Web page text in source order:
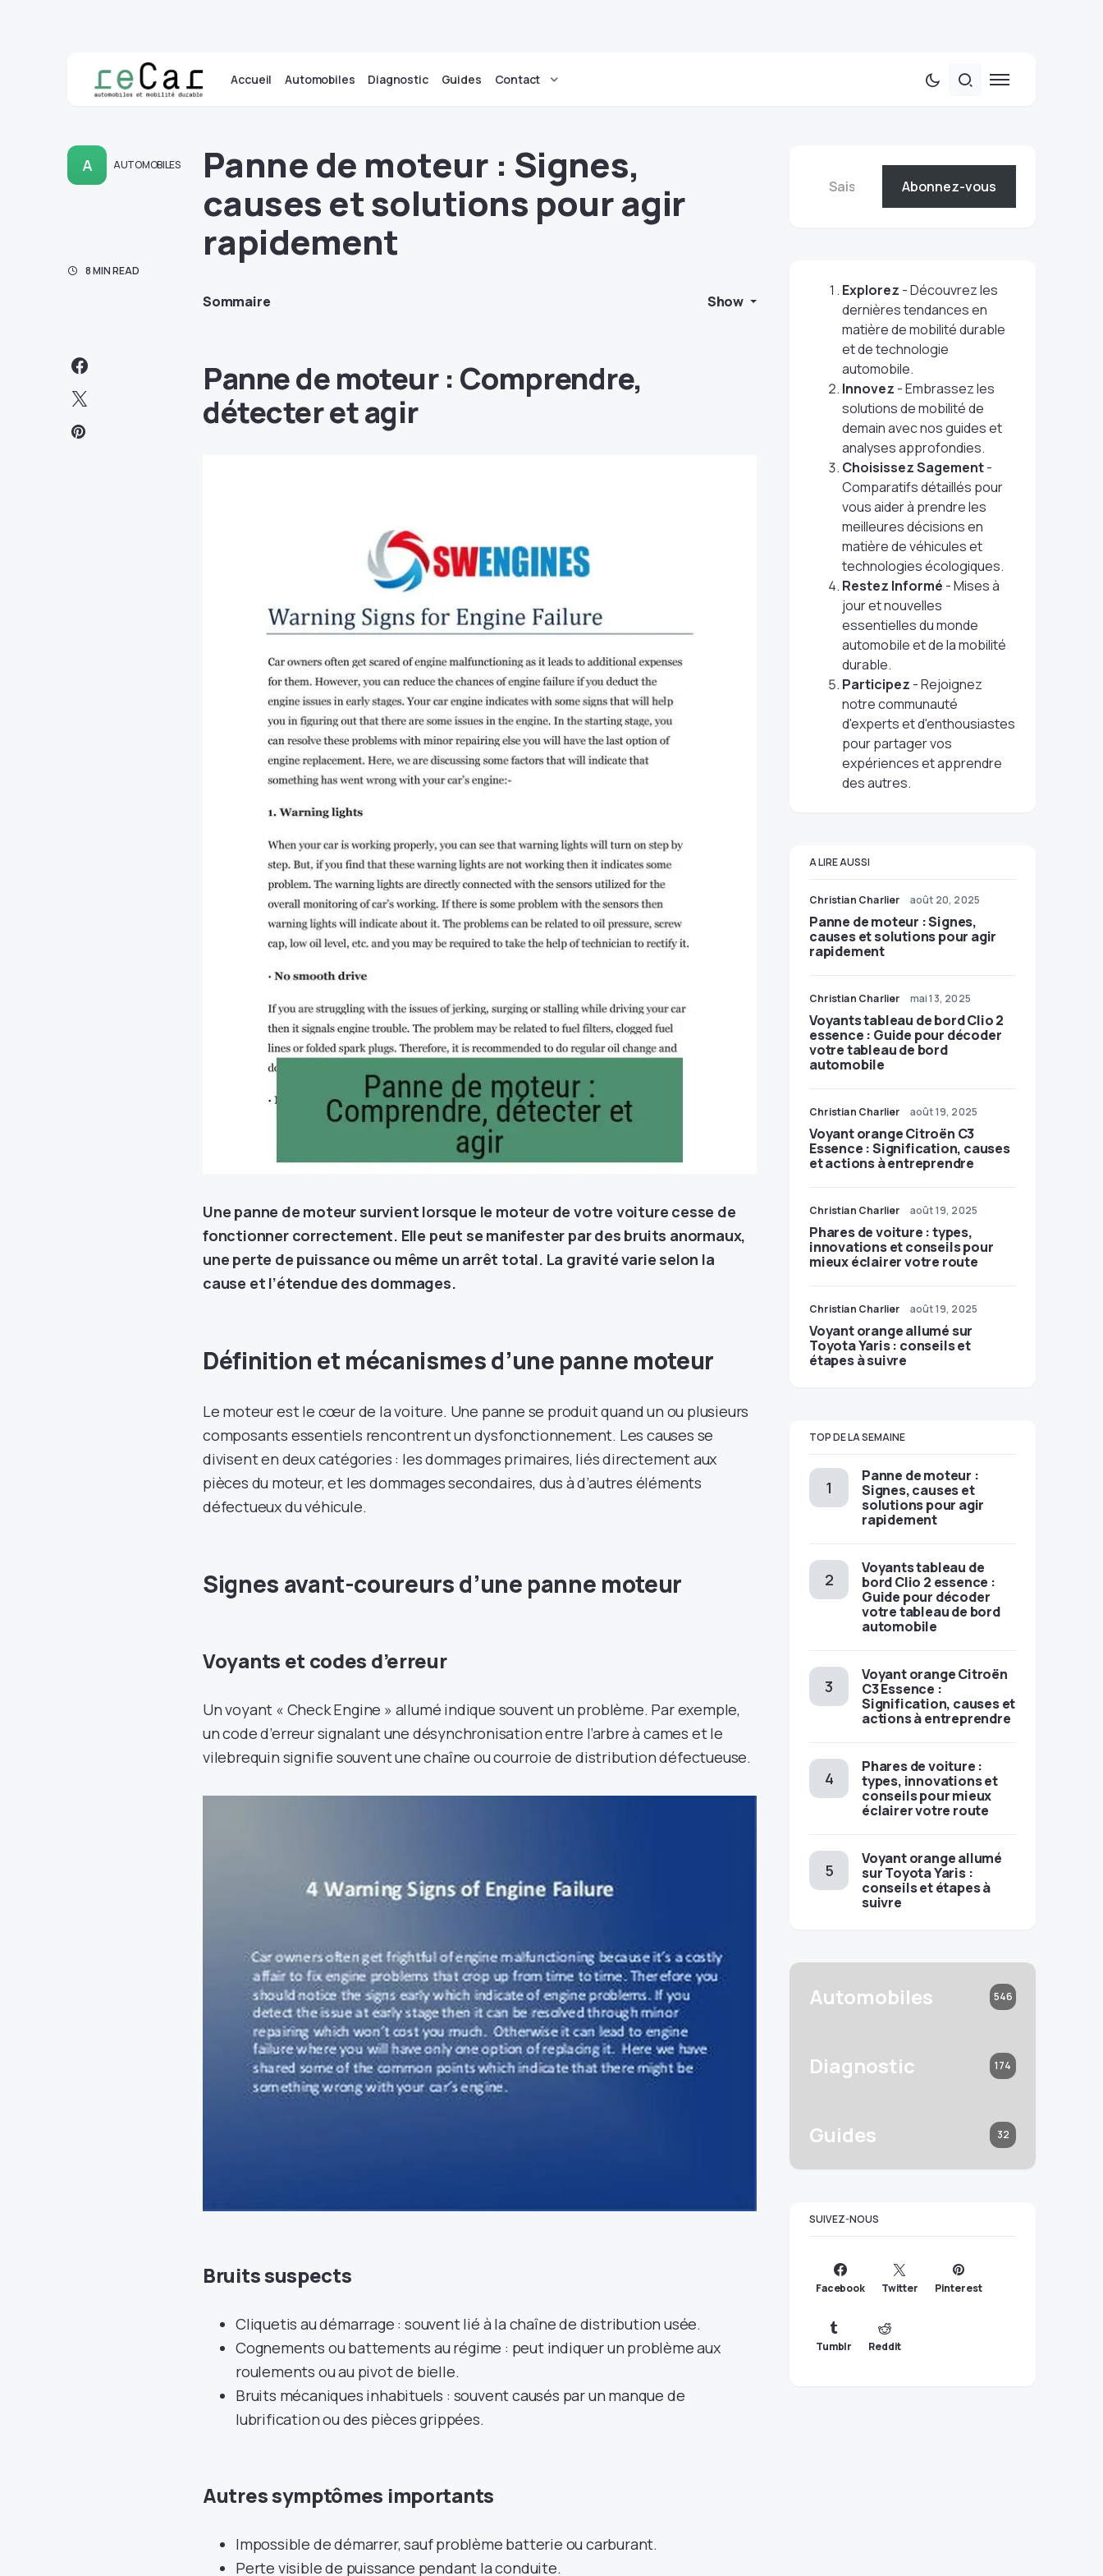
Accueil Automobiles Diagnostic Guides Contact
A AUTOMOBILES
8 MIN READ
Panne de moteur : Signes,
causes et solutions pour agir
rapidement
Sommaire Show
Panne de moteur : Comprendre,
détecter et agir
Une panne de moteur survient lorsque le moteur de votre voiture cesse de
fonctionner correctement. Elle peut se manifester par des bruits anormaux,
une perte de puissance ou même un arrêt total. La gravité varie selon la
cause et l’étendue des dommages.
Définition et mécanismes d’une panne moteur
Le moteur est le cœur de la voiture. Une panne se produit quand un ou plusieurs
composants essentiels rencontrent un dysfonctionnement. Les causes se
divisent en deux catégories : les dommages primaires, liés directement aux
pièces du moteur, et les dommages secondaires, dus à d’autres éléments
défectueux du véhicule.
Signes avant-coureurs d’une panne moteur
Voyants et codes d’erreur
Un voyant « Check Engine » allumé indique souvent un problème. Par exemple,
un code d’erreur signalant une désynchronisation entre l’arbre à cames et le
vilebrequin signifie souvent une chaîne ou courroie de distribution défectueuse.
Bruits suspects
Cliquetis au démarrage : souvent lié à la chaîne de distribution usée.
Cognements ou battements au régime : peut indiquer un problème aux
roulements ou au pivot de bielle.
Bruits mécaniques inhabituels : souvent causés par un manque de
lubrification ou des pièces grippées.
Autres symptômes importants
Impossible de démarrer, sauf problème batterie ou carburant.
Perte visible de puissance pendant la conduite.
Abonnez-vous
Explorez - Découvrez les
dernières tendances en
matière de mobilité durable
et de technologie
automobile.
Innovez - Embrassez les
solutions de mobilité de
demain avec nos guides et
analyses approfondies.
Choisissez Sagement-
Comparatifs détaillés pour
vous aider à prendre les
meilleures décisions en
matière de véhicules et
technologies écologiques.
Restez Informé - Mises à
jour et nouvelles
essentielles du monde
automobile et de la mobilité
durable.
Participez - Rejoignez
notre communauté
d'experts et d'enthousiastes
pour partager vos
expériences et apprendre
des autres.
A LIRE AUSSI
Christian Charlier août 20, 2025
Panne de moteur : Signes,
causes et solutions pour agir
rapidement
Christian Charlier mai 13, 2025
Voyants tableau de bord Clio 2
essence : Guide pour décoder
votre tableau de bord
automobile
Christian Charlier août 19, 2025
Voyant orange Citroën C3
Essence : Signification, causes
et actions à entreprendre
Christian Charlier août 19, 2025
Phares de voiture : types,
innovations et conseils pour
mieux éclairer votre route
Christian Charlier août 19, 2025
Voyant orange allumé sur
Toyota Yaris : conseils et
étapes à suivre
TOP DE LA SEMAINE
Panne de moteur :
Signes, causes et
solutions pour agir
rapidement
Voyants tableau de
bord Clio 2 essence :
Guide pour décoder
votre tableau de bord
automobile
Voyant orange Citroën
C3 Essence :
Signification, causes et
actions à entreprendre
Phares de voiture :
types, innovations et
conseils pour mieux
éclairer votre route
Voyant orange allumé
sur Toyota Yaris :
conseils et étapes à
suivre
Automobiles 546
Diagnostic 174
Guides 32
SUIVEZ-NOUS
Facebook Twitter Pinterest
Tumblr Reddit